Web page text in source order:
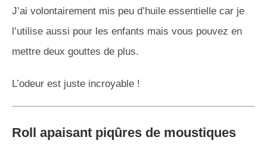
J’ai volontairement mis peu d’huile essentielle car je
l’utilise aussi pour les enfants mais vous pouvez en
mettre deux gouttes de plus.
L’odeur est juste incroyable !
Roll apaisant piqûres de moustiques